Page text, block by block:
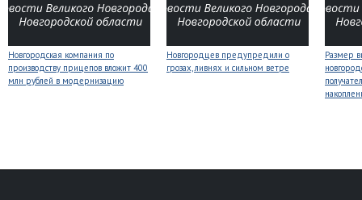
Новгородская компания по
производству прицепов вложит 400
млн рублей в модернизацию
Новгородцев предупредили о
грозах, ливнях и сильном ветре
Размер